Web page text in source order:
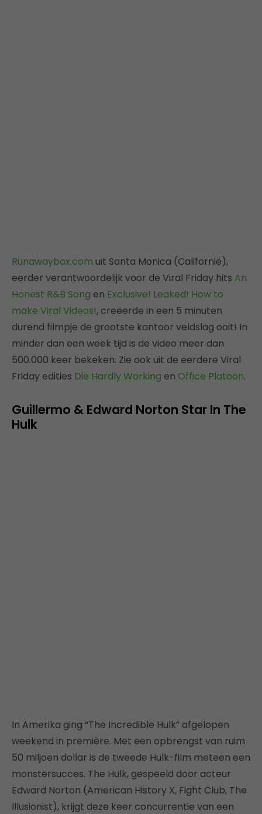
Runawaybox.com uit Santa Monica (Californië),
eerder verantwoordelijk voor de Viral Friday hits An
Honest R&B Song en Exclusive! Leaked! How to
make Viral Videos!, creëerde in een 5 minuten
durend filmpje de grootste kantoor veldslag ooit! In
minder dan een week tijd is de video meer dan
500.000 keer bekeken. Zie ook uit de eerdere Viral
Friday edities Die Hardly Working en Office Platoon.
Guillermo & Edward Norton Star In The
Hulk
In Amerika ging “The Incredible Hulk” afgelopen
weekend in première. Met een opbrengst van ruim
50 miljoen dollar is de tweede Hulk-film meteen een
monstersucces. The Hulk, gespeeld door acteur
Edward Norton (American History X, Fight Club, The
Illusionist), krijgt deze keer concurrentie van een